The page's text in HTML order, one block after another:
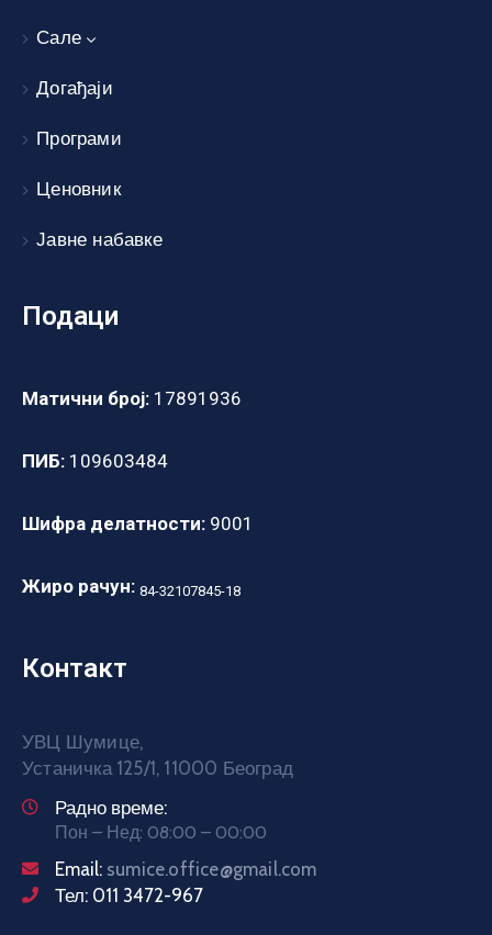
Сале
Догађаји
Програми
Ценовник
Јавне набавке
Подаци
Матични број: 17891936
ПИБ: 109603484
Шифра делатности: 9001
Жиро рачун: 84-32107845-18
Контакт
УВЦ Шумице,
Устаничка 125/1, 11000 Београд
Радно време:
Пон – Нед: 08:00 – 00:00
Email: sumice.office@gmail.com
Тел: 011 3472-967